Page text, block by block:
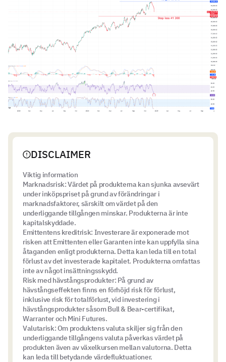
DISCLAIMER
Viktig information
Marknadsrisk: Värdet på produkterna kan sjunka avsevärt
under inköpspriset på grund av förändringar i
marknadsfaktorer, särskilt om värdet på den
underliggande tillgången minskar. Produkterna är inte
kapitalskyddade.
Emittentens kreditrisk: Investerare är exponerade mot
risken att Emittenten eller Garanten inte kan uppfylla sina
åtaganden enligt produkterna. Detta kan leda till en total
förlust av det investerade kapitalet. Produkterna omfattas
inte av något insättningsskydd.
Risk med hävstångsprodukter: På grund av
hävstångseffekten finns en förhöjd risk för förlust,
inklusive risk för totalförlust, vid investering i
hävstångsprodukter såsom Bull & Bear-certifikat,
Warranter och Mini Futures.
Valutarisk: Om produktens valuta skiljer sig från den
underliggande tillgångens valuta påverkas värdet på
produkten även av växelkursen mellan valutorna. Detta
kan leda till betydande värdefluktuationer.